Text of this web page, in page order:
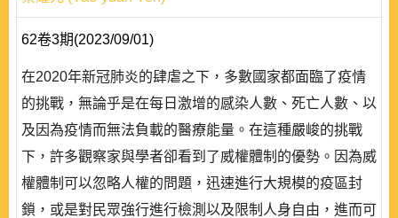
62卷3期(2023/09/01)
在2020年新冠肺炎的肆虐之下，多數國家都面臨了疫情
的挑戰，無論乎是在每日激增的感染人數、死亡人數、以
及因為疫情而無法負載的醫療能量。在這種嚴峻的挑戰
下，許多觀察家與學者卻看到了威權體制的優勢。因為威
權體制可以忽略人權的問題，迅速進行大規模的疫區封
鎖，或是對民眾強行進行檢測以及限制人身自由，進而可